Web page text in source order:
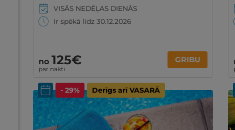
VISĀS NEDĒĻAS DIENĀS
Ir spēkā līdz 30.12.2026
no 125€
par nakti
GRIBU
- 29% Derīgs arī VASARĀ